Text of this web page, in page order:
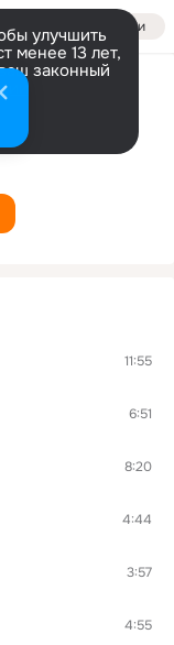
Войти
улучшить
менее 13 лет,
законный
Band
11:55
6:51
8:20
4:44
3:57
4:55